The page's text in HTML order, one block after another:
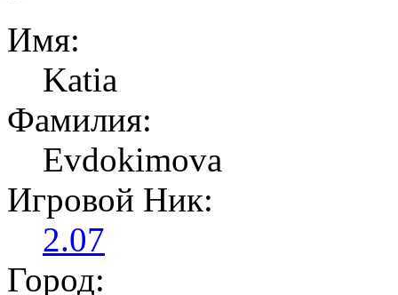
Имя:
Katia
Фамилия:
Evdokimova
Игровой Ник:
2.07
Город: